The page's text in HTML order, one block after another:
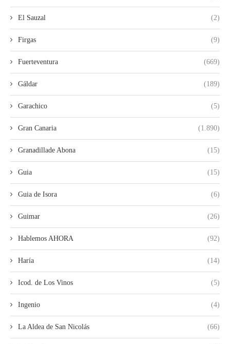
El Sauzal (2)
Firgas (9)
Fuerteventura (669)
Gáldar (189)
Garachico (5)
Gran Canaria (1.890)
Granadillade Abona (15)
Guia (15)
Guia de Isora (6)
Guimar (26)
Hablemos AHORA (92)
Haría (14)
Icod. de Los Vinos (5)
Ingenio (4)
La Aldea de San Nicolás (66)